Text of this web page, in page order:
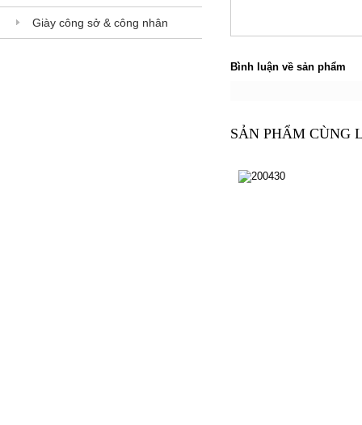
Giày công sở & công nhân
Bình luận về sản phẩm
SẢN PHẨM CÙNG